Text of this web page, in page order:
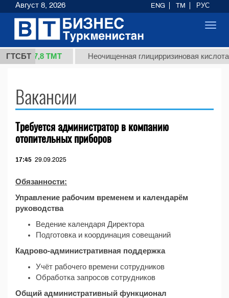
ГТСБТ
(кг.) 37,8 ТМТ Неочищенная глицирризиновая кислота
Вакансии
Требуется администратор в компанию
отопительных приборов
17:45 29.09.2025
Обязанности:
Управление рабочим временем и календарём
руководства
Ведение календаря Директора
Подготовка и координация совещаний
Кадрово-административная поддержка
Учёт рабочего времени сотрудников
Обработка запросов сотрудников
Общий административный функционал
Август 8, 2026 ENG TM РУС